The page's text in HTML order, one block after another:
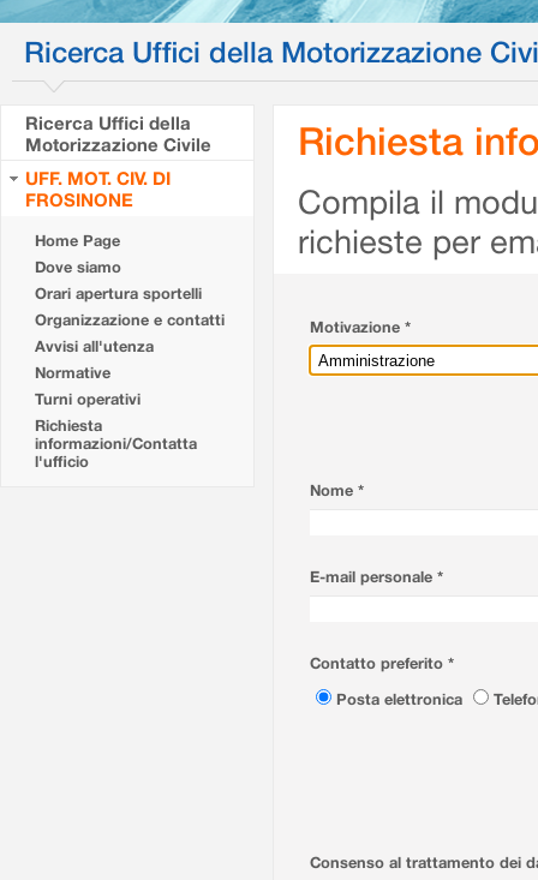
Ricerca Uffici della Motorizzazione
Ricerca Uffici della
Motorizzazione Civile
UFF. MOT. CIV. DI
FROSINONE
Home Page
Dove siamo
Orari apertura sportelli
Organizzazione e contatti
Avvisi all'utenza
Normative
Turni operativi
Richiesta
informazioni/Contatta
l'ufficio
Richiesta
Compila il
richieste per
Motivazione *
Nome *
E-mail personale *
Contatto preferito *
Posta elettronica
Consenso al trattamento dei